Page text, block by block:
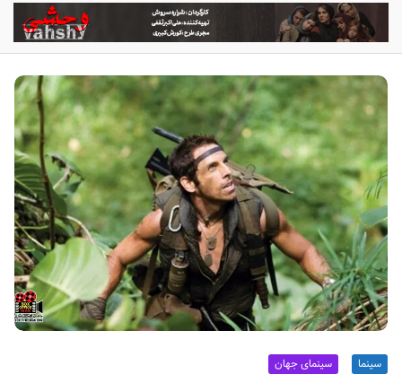
ب
ا
ک
س
آ
ف
ی
س
ی
ر
ا
ن
سینما سینمای جهان